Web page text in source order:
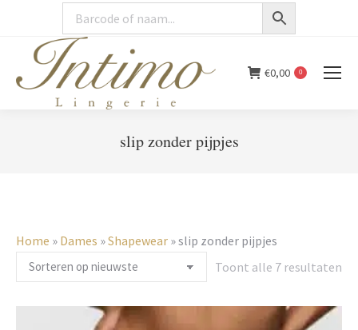
€0,00 0
slip zonder pijpjes
Home » Dames »Shapewear »slip zonder pijpjes
Toont alle 7 resultaten